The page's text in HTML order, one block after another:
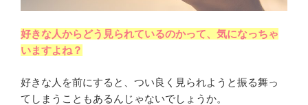
好きな人からどう見られているのかって、気になっちゃ
いますよね？
好きな人を前にすると、つい良く見られようと振る舞っ
てしまうこともあるんじゃないでしょうか。